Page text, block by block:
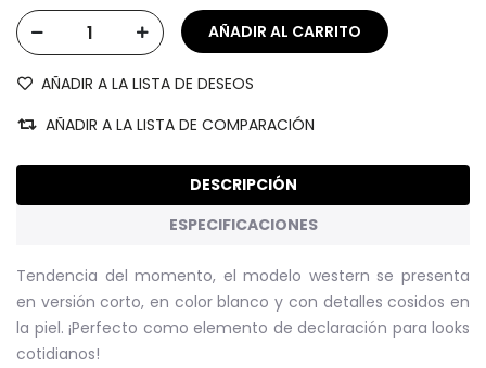
AÑADIR A LA LISTA DE DESEOS
AÑADIR A LA LISTA DE COMPARACIÓN
DESCRIPCIÓN
ESPECIFICACIONES
Tendencia del momento, el modelo western se presenta
en versión corto, en color blanco y con detalles cosidos en
la piel. ¡Perfecto como elemento de declaración para looks
cotidianos!